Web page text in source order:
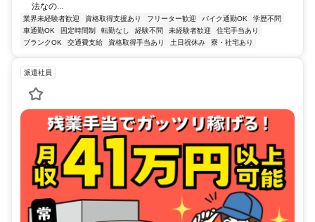
法なの...
業界未経験者歓迎 資格取得支援あり フリーター歓迎 バイク通勤OK
学歴不問
車通勤OK
固定時間制 転勤なし 経験不問 未経験者歓迎
住宅手当あり
ブランクOK
交通費支給 資格取得手当あり 土日祝休み 寮・社宅あり
派遣社員